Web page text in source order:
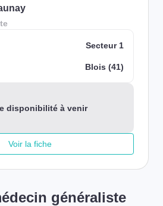
Secteur 1
Blois (41)
disponibilité à venir
Voir la fiche
généraliste